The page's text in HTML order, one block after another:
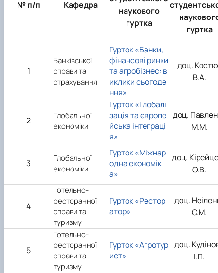
Проєкт «Розвиток лідерських навичок жінок
та мереж для забезпечення рівності у …
№ п/п Кафедра
наукового
гуртка
гуртка
1
Банківської
справи та
страхування
Гурток «Банки,
фінансові ринки
та агробізнес: в
иклики сьогоде
ння»
доц.
В.А.
2
Глобальної
економіки
Гурток «Глобалі
зація та європе
йська інтеграці
я»
доц.
М.М.
3
Глобальної
економіки
Гурток «Міжнар
одна економік
а»
доц.
О.В.
4
Готельно-
ресторанної
справи та
туризму
Гурток «Рестор
атор»
доц.
С.М.
5
Готельно-
ресторанної
справи та
туризму
Гурток «Агротур
ист»
доц.
І.П.